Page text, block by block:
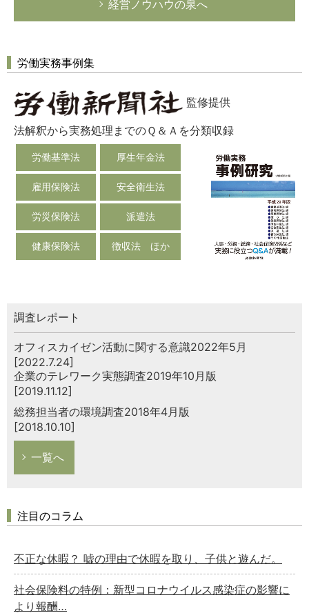
経営ノウハウの泉へ
労働実務事例集
監修提供
法解釈から実務処理までのＱ＆Ａを分類収録
労働基準法 厚生年金法
雇用保険法 安全衛生法
労災保険法 派遣法
健康保険法 徴収法 ほか
調査レポート
オフィスカイゼン活動に関する意識2022年5月
[2022.7.24]
企業のテレワーク実態調査2019年10月版
[2019.11.12]
総務担当者の環境調査2018年4月版
[2018.10.10]
一覧へ
注目のコラム
不正な休暇？ 嘘の理由で休暇を取り、子供と遊んだ。
社会保険料の特例：新型コロナウイルス感染症の影響に
より報酬…